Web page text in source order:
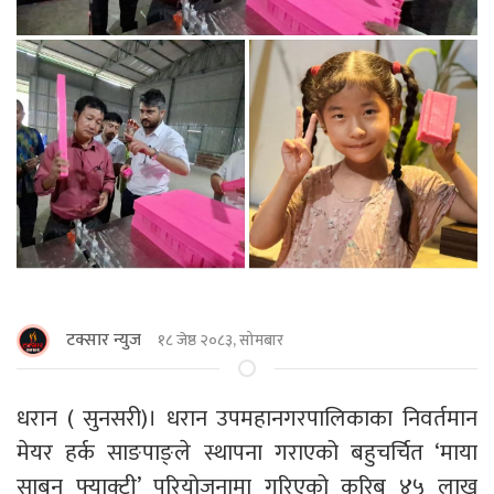
टक्सार न्युज १८ जेष्ठ २०८३, सोमबार
धरान ( सुनसरी)। धरान उपमहानगरपालिकाका निवर्तमान
मेयर हर्क साङपाङ्ले स्थापना गराएको बहुचर्चित ‘माया